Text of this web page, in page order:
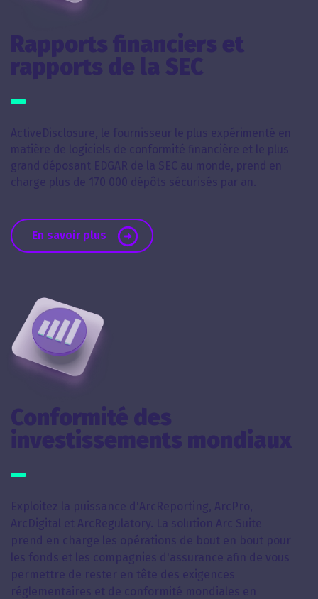
Rapports financiers et
rapports de la SEC
ActiveDisclosure, le fournisseur le plus expérimenté en
matière de logiciels de conformité financière et le plus
grand déposant EDGAR de la SEC au monde, prend en
charge plus de 170 000 dépôts sécurisés par an.
En savoir plus
Conformité des
investissements mondiaux
Exploitez la puissance d'ArcReporting, ArcPro,
ArcDigital et ArcRegulatory. La solution Arc Suite
prend en charge les opérations de bout en bout pour
les fonds et les compagnies d'assurance afin de vous
permettre de rester en tête des exigences
réglementaires et de conformité mondiales en